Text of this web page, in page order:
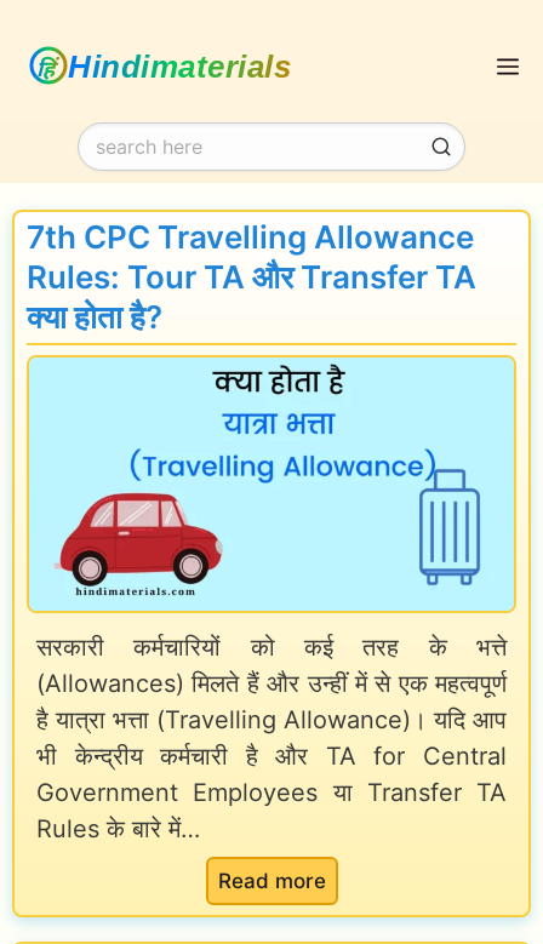
content
7th CPC Travelling Allowance
Rules: Tour TA और Transfer TA
क्या होता है?
सरकारी कर्मचारियों को कई तरह के भत्ते
(Allowances) मिलते हैं और उन्हीं में से एक महत्वपूर्ण
है यात्रा भत्ता (Travelling Allowance)। यदि आप
भी केन्द्रीय कर्मचारी है और TA for Central
Government Employees या Transfer TA
Rules के बारे में…
Read more:
7